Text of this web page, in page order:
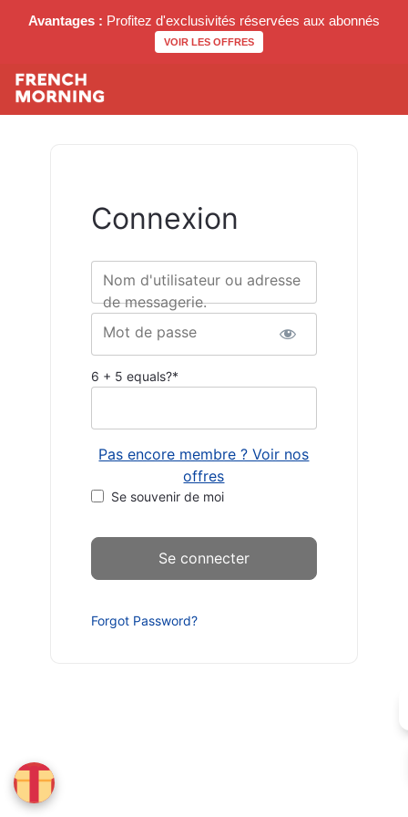
Avantages : Profitez d'exclusivités réservées aux abonnés
VOIR LES OFFRES
Connexion
Nom d'utilisateur ou adresse
de messagerie.
Mot de passe
6 + 5 equals?*
Pas encore membre ? Voir nos
offres
Se souvenir de moi
Forgot Password?